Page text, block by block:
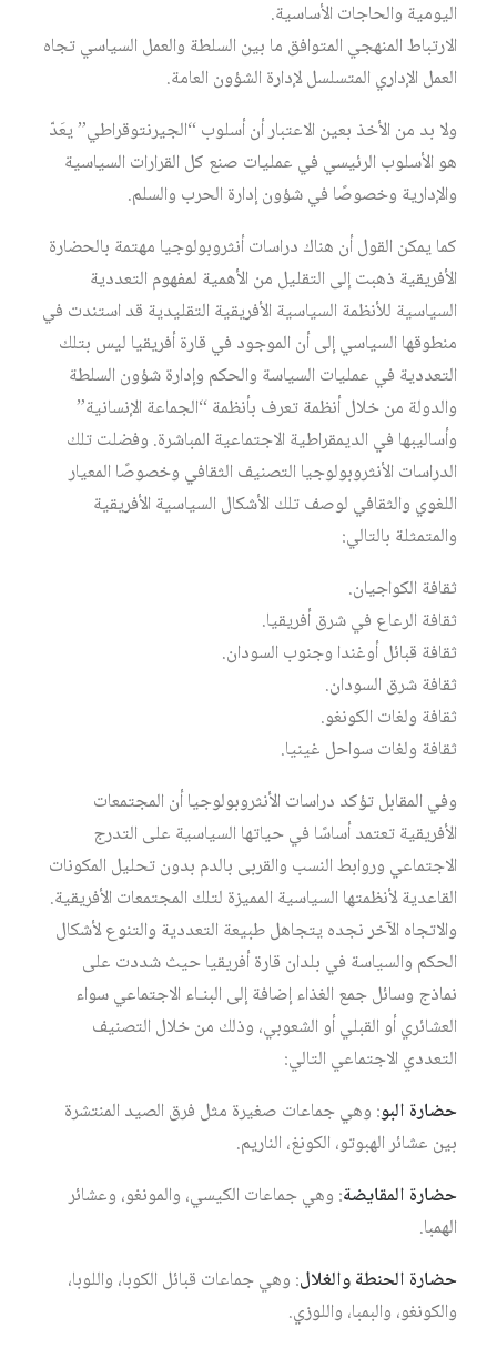
اليومية والحاجات الأساسية.
الارتباط المنهجي المتوافق ما بين السلطة والعمل السياسي تجاه
العمل الإداري المتسلسل لإدارة الشؤون العامة.
ولا بد من الأخذ بعين الاعتبار أن أسلوب “الجيرنتوقراطي” يعَدّ
هو الأسلوب الرئيسي في عمليات صنع كل القرارات السياسية
والإدارية وخصوصًا في شؤون إدارة الحرب والسلم.
كما يمكن القول أن هناك دراسات أنثروبولوجيا مهتمة بالحضارة
الأفريقية ذهبت إلى التقليل من الأهمية لمفهوم التعددية
السياسية للأنظمة السياسية الأفريقية التقليدية قد استندت في
منطوقها السياسي إلى أن الموجود في قارة أفريقيا ليس بتلك
التعددية في عمليات السياسة والحكم وإدارة شؤون السلطة
والدولة من خلال أنظمة تعرف بأنظمة “الجماعة الإنسانية”
وأساليبها في الديمقراطية الاجتماعية المباشرة. وفضلت تلك
الدراسات الأنثروبولوجيا التصنيف الثقافي وخصوصًا المعيار
اللغوي والثقافي لوصف تلك الأشكال السياسية الأفريقية
والمتمثلة بالتالي:
ثقافة الكواجيان.
ثقافة الرعاع في شرق أفريقيا.
ثقافة قبائل أوغندا وجنوب السودان.
ثقافة شرق السودان.
ثقافة ولغات الكونغو.
ثقافة ولغات سواحل غينيا.
وفي المقابل تؤكد دراسات الأنثروبولوجيا أن المجتمعات
الأفريقية تعتمد أساسًا في حياتها السياسية على التدرج
الاجتماعي وروابط النسب والقربى بالدم بدون تحليل المكونات
القاعدية لأنظمتها السياسية المميزة لتلك المجتمعات الأفريقية.
والاتجاه الآخر نجده يتجاهل طبيعة التعددية والتنوع لأشكال
الحكم والسياسة في بلدان قارة أفريقيا حيث شددت على
نماذج وسائل جمع الغذاء إضافة إلى البنـاء الاجتماعي سواء
العشائري أو القبلي أو الشعوبي، وذلك من خلال التصنيف
التعددي الاجتماعي التالي:
حضارة البو: وهي جماعات صغيرة مثل فرق الصيد المنتشرة
بين عشائر الهبوتو، الكونغ، الناريم.
حضارة المقايضة: وهي جماعات الكيسي، والمونغو، وعشائر
الهمبا.
حضارة الحنطة والغلال: وهي جماعات قبائل الكوبا، واللوبا،
والكونغو، والبمبا، واللوزي.